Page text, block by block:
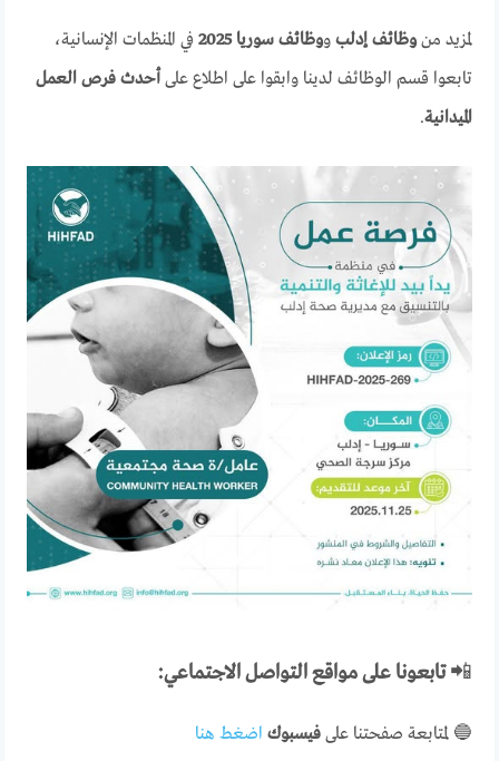
لمزيد منوظائف إدلب ووظائف سوريا 2025
في المنظمات الإنسانية،
تابعوا قسم الوظائف لدينا وابقوا على اطلاع علىأحدث فرص العمل
الميدانية.
📲تابعونا على مواقع التواصل الاجتماعي:
🔵 لمتابعة صفحتنا علىفيسبوك اضغط هنا